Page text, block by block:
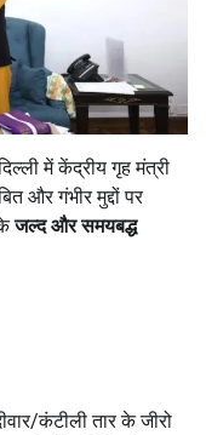
में केंद्रीय गृह मंत्री
और गंभीर मुद्दों पर
केजल्द और समयबद्ध
कंटीली तार के जीरो